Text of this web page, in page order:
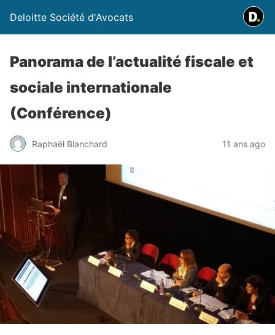
Deloitte Société d'Avocats
Panorama de l’actualité fiscale et
sociale internationale
(Conférence)
Raphaël Blanchard 11 ans ago